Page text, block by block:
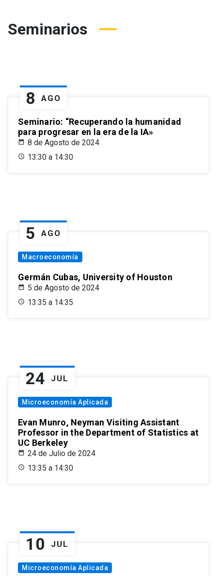
Seminarios
8 AGO
Seminario: “Recuperando la humanidad
para progresar en la era de la IA»
8 de Agosto de 2024
13:30 a 14:30
5 AGO
Macroeconomía
Germán Cubas, University of Houston
5 de Agosto de 2024
13:35 a 14:35
24 JUL
Microeconomía Aplicada
Evan Munro, Neyman Visiting Assistant
Professor in the Department of Statistics at
UC Berkeley
24 de Julio de 2024
13:35 a 14:30
10 JUL
Microeconomía Aplicada